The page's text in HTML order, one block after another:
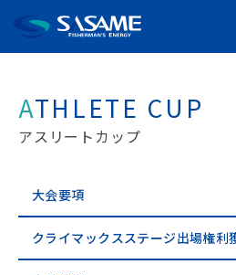
ATHLETE CUP
アスリートカップ
大会要項
クライマックスステージ出場権利